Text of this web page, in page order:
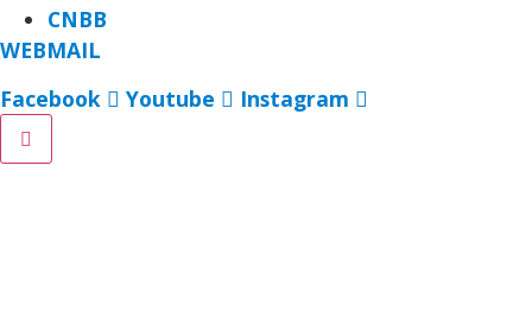
CNBB
WEBMAIL
Facebook
Youtube Instagram